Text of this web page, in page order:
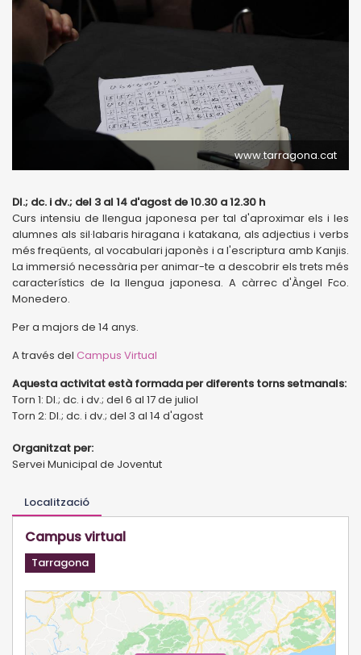
www.tarragona.cat
Dl.; dc. i dv.; del 3 al 14 d'agost de 10.30 a 12.30 h
Curs intensiu de llengua japonesa per tal d'aproximar els i les
alumnes als sil·labaris hiragana i katakana, als adjectius i verbs
més freqüents, al vocabulari japonès i a l'escriptura amb Kanjis.
La immersió necessària per animar-te a descobrir els trets més
característics de la llengua japonesa. A càrrec d'Àngel Fco.
Monedero.
Per a majors de 14 anys.
A través del Campus Virtual
Aquesta activitat està formada per diferents torns setmanals:
Torn 1: Dl.; dc. i dv.; del 6 al 17 de juliol
Torn 2: Dl.; dc. i dv.; del 3 al 14 d'agost
Organitzat per:
Servei Municipal de Joventut
Localització
Campus virtual
Tarragona